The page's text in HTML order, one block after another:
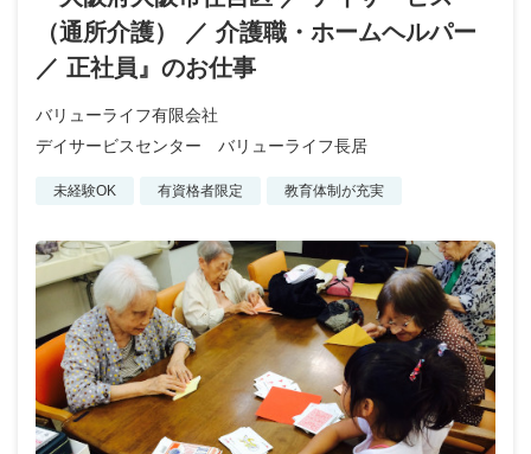
（通所介護） ／ 介護職・ホームヘルパー
／ 正社員』のお仕事
バリューライフ有限会社
デイサービスセンター バリューライフ長居
未経験OK 有資格者限定 教育体制が充実